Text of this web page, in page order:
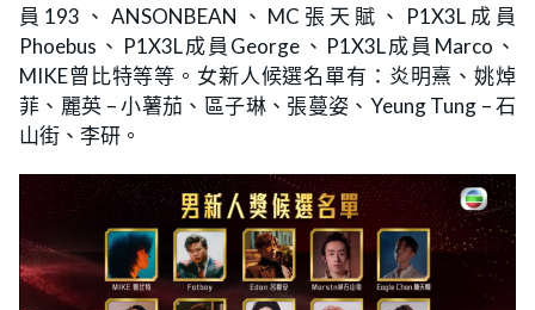
員193、ANSONBEAN、MC張天賦、P1X3L成員
Phoebus、P1X3L成員George、P1X3L成員Marco、
MIKE曾比特等等。女新人候選名單有：炎明熹、姚焯
菲、麗英 – 小薯茄、區子琳、張蔓姿、Yeung Tung – 石
山街、李研。